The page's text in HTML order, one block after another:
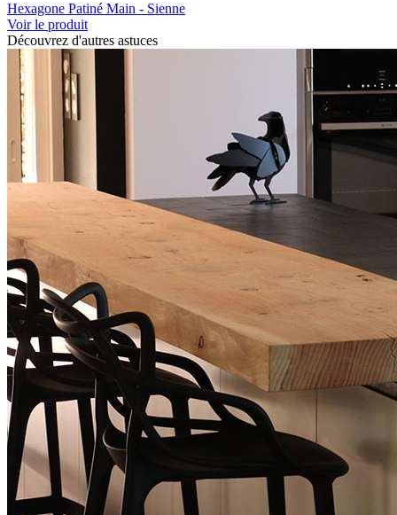
Hexagone Patiné Main - Sienne
Voir le produit
Découvrez d'autres astuces